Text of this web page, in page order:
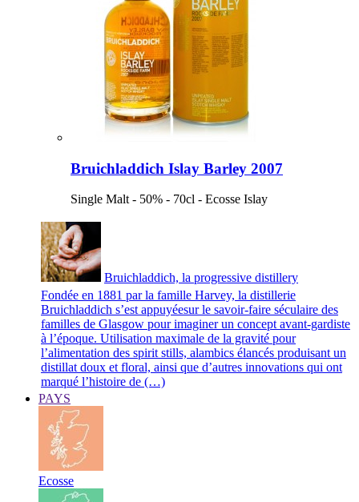
Bruichladdich Islay Barley 2007
Single Malt - 50% - 70cl - Ecosse Islay
Bruichladdich, la progressive distillery
Fondée en 1881 par la famille Harvey, la distillerie
Bruichladdich s’est appuyéesur le savoir-faire séculaire des
familles de Glasgow pour imaginer un concept avant-gardiste
à l’époque. Utilisation maximale de la gravité pour
l’alimentation des spirit stills, alambics élancés produisant un
distillat doux et floral, ainsi que d’autres innovations qui ont
marqué l’histoire de (…)
PAYS
Ecosse